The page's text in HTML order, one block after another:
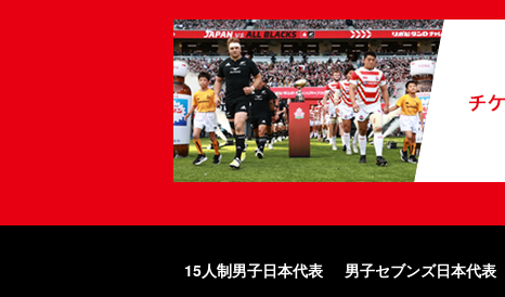
15人制男子日本代表 男子セブンズ日本代表